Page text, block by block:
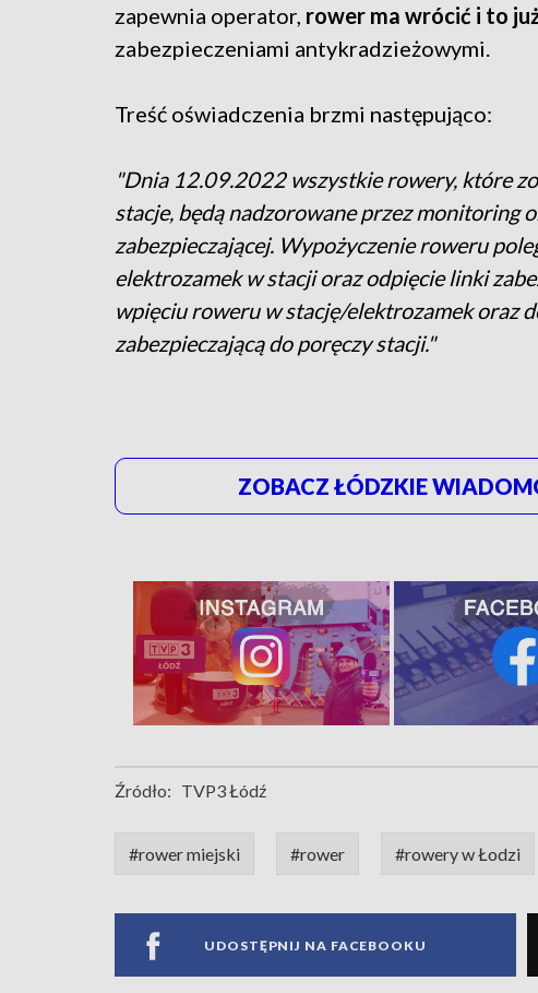
zapewnia operator, rower ma wrócić i to
zabezpieczeniami antykradzieżowymi.
Treść oświadczenia brzmi następująco:
"Dnia 12.09.2022 wszystkie rowery, które
stacje, będą nadzorowane przez monitoring
zabezpieczającej. Wypożyczenie roweru
elektrozamek w stacji oraz odpięcie linki
wpięciu roweru w stację/elektrozamek oraz
zabezpieczającą do poręczy stacji."
ZOBACZ ŁÓDZKIE
Źródło: TVP3 Łódź
#rower miejski #rower #rowery w Łodzi
UDOSTĘPNIJ NA FACEBOOKU